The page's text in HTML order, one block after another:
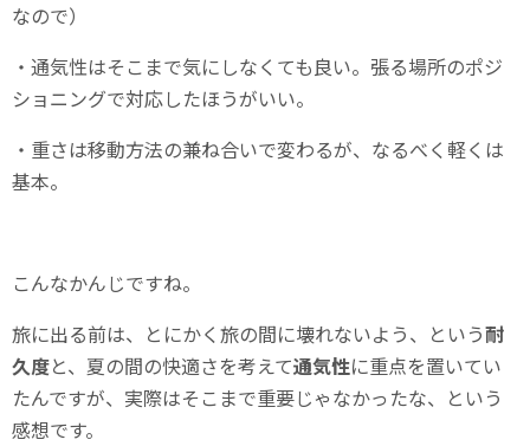
なので）
・通気性はそこまで気にしなくても良い。張る場所のポジ
ショニングで対応したほうがいい。
・重さは移動方法の兼ね合いで変わるが、なるべく軽くは
基本。
こんなかんじですね。
旅に出る前は、とにかく旅の間に壊れないよう、という耐
久度と、夏の間の快適さを考えて通気性に重点を置いてい
たんですが、実際はそこまで重要じゃなかったな、という
感想です。